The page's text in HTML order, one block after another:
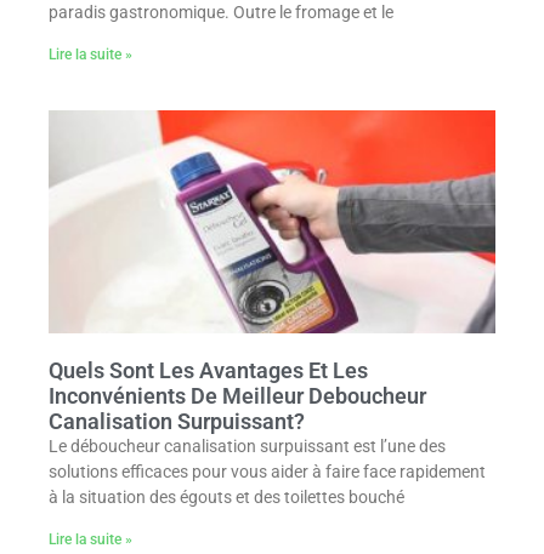
paradis gastronomique. Outre le fromage et le
Lire la suite »
Quels Sont Les Avantages Et Les
Inconvénients De Meilleur Deboucheur
Canalisation Surpuissant?
Le déboucheur canalisation surpuissant est l’une des
solutions efficaces pour vous aider à faire face rapidement
à la situation des égouts et des toilettes bouché
Lire la suite »